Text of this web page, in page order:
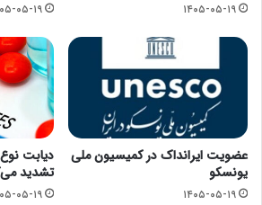
۱۴۰۵-۰۵-۱۹ ۱۴۰۵-
عضویت ایرانداک در کمیسیون ملی
یونسکو
۱۴۰۵-۰۵-۱۹
تشدید
۱۴۰۵-